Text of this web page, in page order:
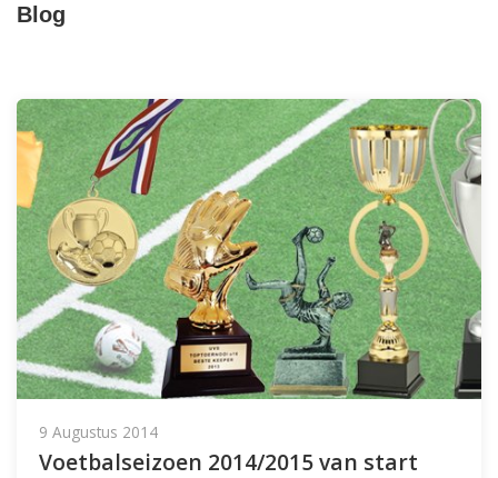
Blog
9 Augustus 2014
Voetbalseizoen 2014/2015 van start